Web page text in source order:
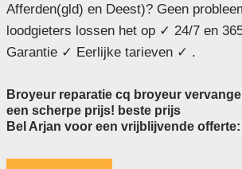
Afferden(gld) en Deest)? Geen
loodgieters lossen het op ✓ 24/7 en
Garantie ✓ Eerlijke tarieven ✓ .
Broyeur reparatie cq broyeur
een scherpe prijs! beste prijs
Bel Arjan voor een vrijblijvende offerte: